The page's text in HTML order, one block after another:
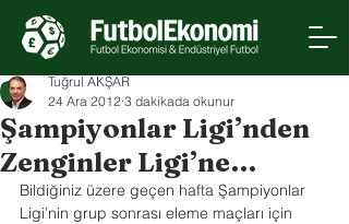
Şampiyonlar Ligi’nden
Zenginler Ligi’ne…
Tuğrul AKŞAR
24 Ara 2012 3 dakikada okunur
Bildiğiniz üzere geçen hafta Şampiyonlar
Ligi’nin grup sonrası eleme maçları için